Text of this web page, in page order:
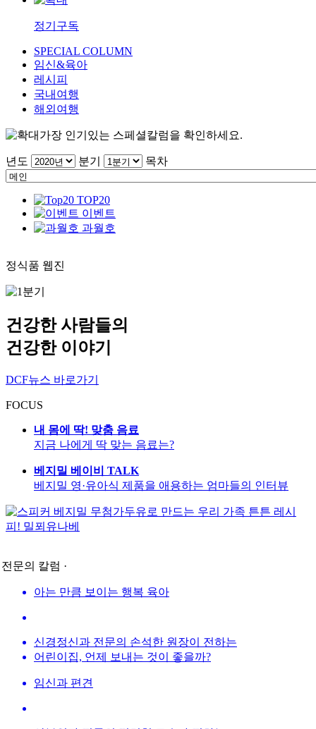
정기구독
SPECIAL COLUMN
임신&육아
레시피
국내여행
해외여행
가장 인기있는 스페셜칼럼을 확인하세요.
년도 분기 목차
TOP20
이벤트
과월호
정식품 웹진
건강한 사람들의
건강한 이야기
DCF뉴스 바로가기
FOCUS
내 몸에 딱! 맞춤 음료
지금 나에게 딱 맞는 음료는?
베지밀 베이비 TALK
베지밀 영·유아식 제품을 애용하는 엄마들의 인터뷰
베지밀 무첨가두유로 만드는 우리 가족 튼튼 레시
피! 밀푀유나베
전문의 칼럼 ·
아는 만큼 보이는 행복 육아
신경정신과 전문의 손석한 원장이 전하는
어린이집, 언제 보내는 것이 좋을까?
임신과 편견